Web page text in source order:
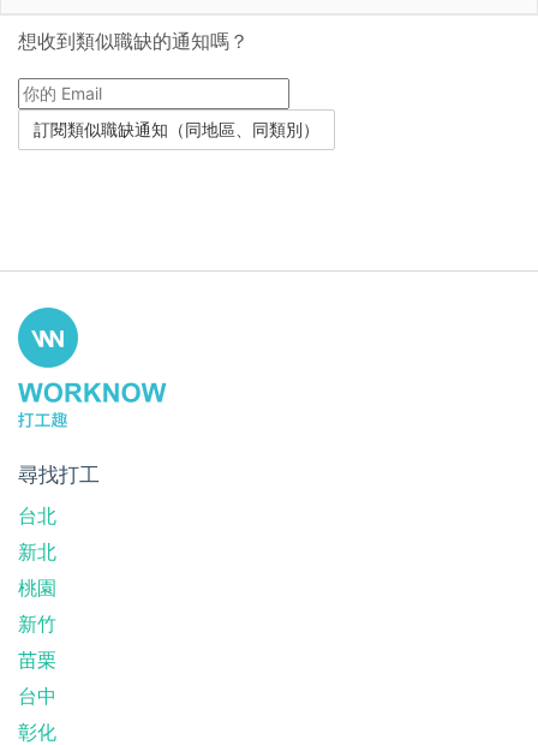
想收到類似職缺的通知嗎？
尋找打工
台北
新北
桃園
新竹
苗栗
台中
彰化